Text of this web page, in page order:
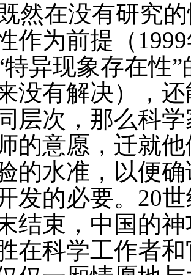
既然在没有研究
作为前提（
特异现象存在性
没有解决），
层次，那么科
的意愿，迁就
的水准，以便
发的必要。20
结束，中国的
在科学工作者